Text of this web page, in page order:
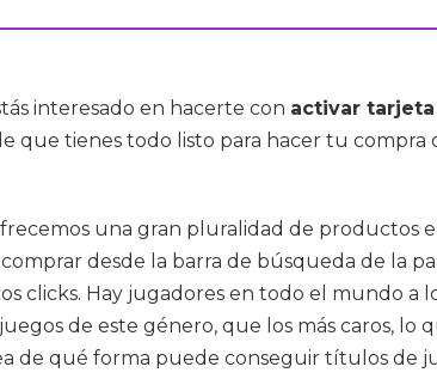
interesado en hacerte con activar
que tienes todo listo para hacer tu compra
una gran pluralidad de productos
desde la barra de búsqueda de
clicks. Hay jugadores en todo el mundo a
de este género, que los más caros, lo
de qué forma puede conseguir títulos de